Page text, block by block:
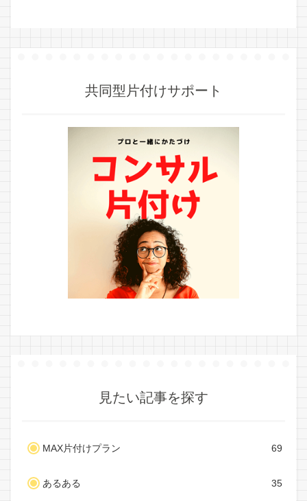
共同型片付けサポート
見たい記事を探す
MAX片付けプラン 69
あるある 35